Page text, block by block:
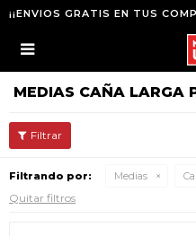
¡¡ENVIOS GRATIS EN TUS

MEDIAS CAÑA LARGA
Filtrando por: Medias
Quitar filtros